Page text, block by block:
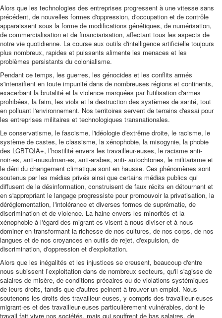
Alors que les technologies des entreprises progressent à une vitesse sans
précédent, de nouvelles formes d'oppression, d'occupation et de contrôle
apparaissent sous la forme de modifications génétiques, de numérisation,
de commercialisation et de financiarisation, affectant tous les aspects de
notre vie quotidienne. La course aux outils d'intelligence artificielle toujours
plus nombreux, rapides et puissants alimente les menaces et les
problèmes persistants du colonialisme.
Pendant ce temps, les guerres, les génocides et les conflits armés
s'intensifient en toute impunité dans de nombreuses régions et continents,
exacerbant la brutalité et la violence marquées par l'utilisation d'armes
prohibées, la faim, les viols et la destruction des systèmes de santé, tout
en polluant l'environnement. Nos territoires servent de terrains d'essai pour
les entreprises militaires et technologiques transnationales.
Le conservatisme, le fascisme, l'idéologie d'extrême droite, le racisme, le
système de castes, le classisme, la xénophobie, la misogynie, la phobie
des LGBTQIA+, l’hostilité envers les travailleur·euses, le racisme anti-
noir·es, anti-musulman·es, anti-arabes, anti- autochtones, le militarisme et
le déni du changement climatique sont en hausse. Ces phénomènes sont
soutenus par les médias privés ainsi que certains médias publics qui
diffusent de la désinformation, construisent de faux récits en détournant et
en s'appropriant le langage progressiste pour promouvoir la privatisation, la
déréglementation, l'intolérance et diverses formes de suprématie, de
discrimination et de violence. La haine envers les minorités et la
xénophobie à l'égard des migrant·es visent à nous diviser et à nous
dominer en transformant la richesse de nos cultures, de nos corps, de nos
langues et de nos croyances en outils de rejet, d'expulsion, de
discrimination, d'oppression et d'exploitation.
Alors que les inégalités et les injustices se creusent, beaucoup d'entre
nous subissent l’exploitation dans de nombreux secteurs, qu'il s'agisse de
salaires de misère, de conditions précaires ou de violations systémiques
de leurs droits, tandis que d'autres peinent à trouver un emploi. Nous
soutenons les droits des travailleur·euses, y compris des travailleur·euses
migrant·es et des travailleur·euses particulièrement vulnérables, dont le
travail fait vivre nos sociétés, mais qui souffrent de bas salaires, de